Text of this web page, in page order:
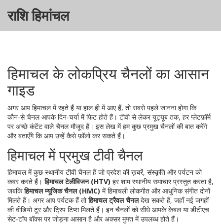
राशि हिमांचल
हिमाचल के लोकप्रिय चैनलों का आसान
गाइड
अगर आप हिमाचल में रहते हैं या हाल ही में आए हैं, तो सबसे पहले जानना होगा कि
कौन‑से चैनल आपके दिन‑चर्या में फिट होते हैं। टीवी से लेकर यूट्यूब तक, हर प्लेटफ़ॉर्म
पर अच्छे कंटेंट वाले चैनल मौजूद हैं। इस लेख में हम कुछ प्रमुख चैनलों की बात करेंगे
और बताएँगे कि आप उन्हें कैसे फ़ॉलो कर सकते हैं।
हिमाचल में प्रमुख टीवी चैनल
हिमाचल में कुछ स्थानीय टीवी चैनल हैं जो प्रदेश की ख़बरें, संस्कृति और पर्यटन को
कवर करते हैं।हिमाचल टेलीविजन (HTV) हर शाम स्थानीय समाचार प्रस्तुत करता है,
जबकिहिमाचल म्यूजिक चैनल (HMC) में हिमाचली लोकगीत और आधुनिक संगीत दोनों
मिलते हैं। अगर आप पर्यटक हैं तोहिमाचल ट्रैवल चैनलदेख सकते हैं, जहाँ नई जगहों
की वीडियो टूर और ट्रिप टिप्स मिलते हैं। इन चैनलों को सीधे आपके केबल या डीटीएच
सेट‑टॉप बॉक्स पर जोड़ना आसान है और अक्सर मुफ्त में उपलब्ध होते हैं।